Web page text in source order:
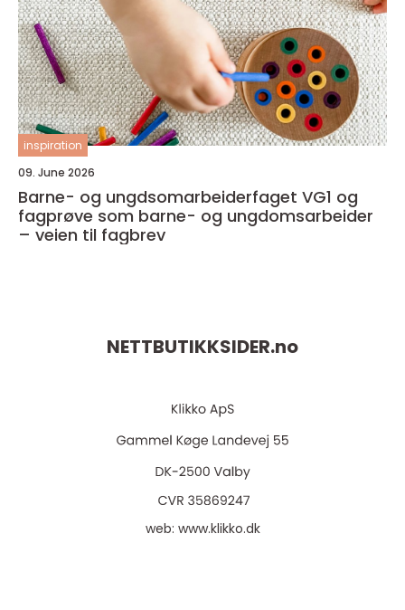
inspiration
09. June 2026
Barne- og ungdsomarbeiderfaget VG1 og
fagprøve som barne- og ungdomsarbeider
– veien til fagbrev
NETTBUTIKKSIDER.no
web: www.klikko.dk